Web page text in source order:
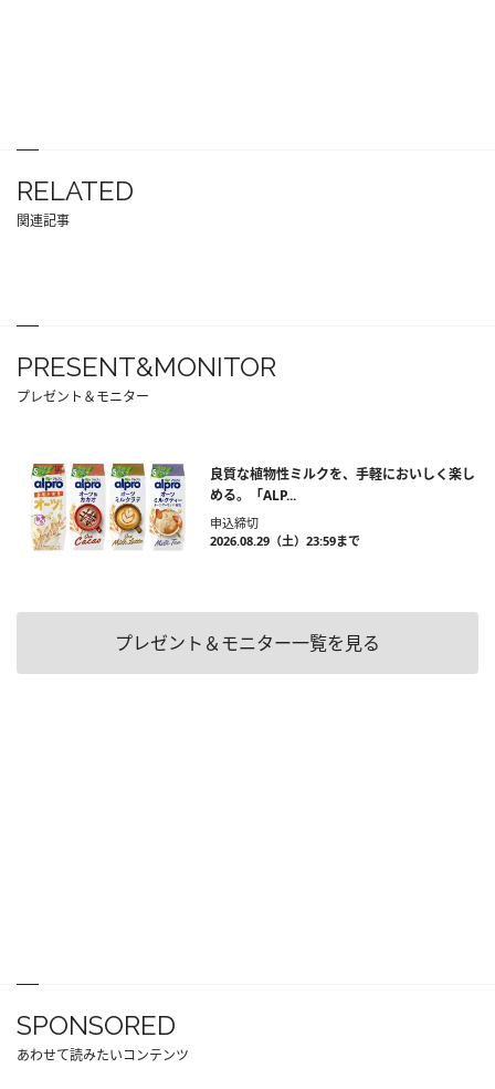
RELATED
関連記事
PRESENT&MONITOR
プレゼント＆モニター
良質な植物性ミルクを、手軽においしく楽し
める。「ALP...
申込締切
2026.08.29（土）23:59まで
プレゼント＆モニター一覧を見る
SPONSORED
あわせて読みたいコンテンツ